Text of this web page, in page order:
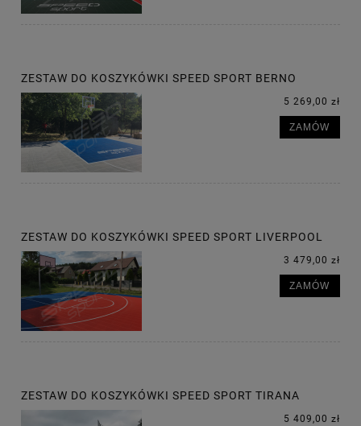
ZESTAW DO KOSZYKÓWKI SPEED SPORT BERNO
5 269,00 zł
ZAMÓW
ZESTAW DO KOSZYKÓWKI SPEED SPORT LIVERPOOL
3 479,00 zł
ZAMÓW
ZESTAW DO KOSZYKÓWKI SPEED SPORT TIRANA
5 409,00 zł